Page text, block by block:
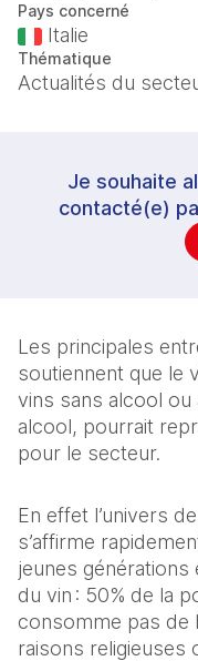
Pays concerné
Italie
Thématique
Actualités du
Je souhaite
contacté(e)
Les principales
soutiennent que le
vins sans alcool ou
alcool, pourrait
pour le secteur.
En effet l’univers
s’affirme
jeunes
du vin : 50% de la
consomme pas de
raisons religieuses